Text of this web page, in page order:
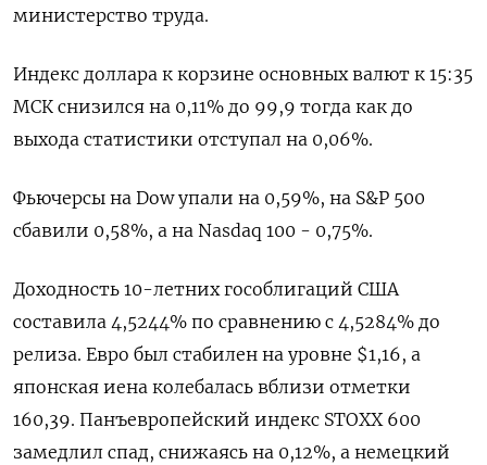
министерство труда.
Индекс доллара ‌к корзине основных валют к 15:35
МСК снизился ​на 0,11% до 99,9 тогда ‌как до
выхода статистики отступал на 0,06%.
Фьючерсы ​на Dow упали на 0,59%, на ‌S&P 500
сбавили 0,58%, а на Nasdaq 100 - 0,75%.
Доходность 10-летних гособлигаций США
составила 4,5244% ​по сравнению ​с 4,5284% ‌до
релиза. Евро был стабилен на уровне $1,16, ​а
японская иена колебалась вблизи отметки
160,39. Панъевропейский индекс STOXX 600
замедлил спад, снижаясь на 0,12%, а немецкий